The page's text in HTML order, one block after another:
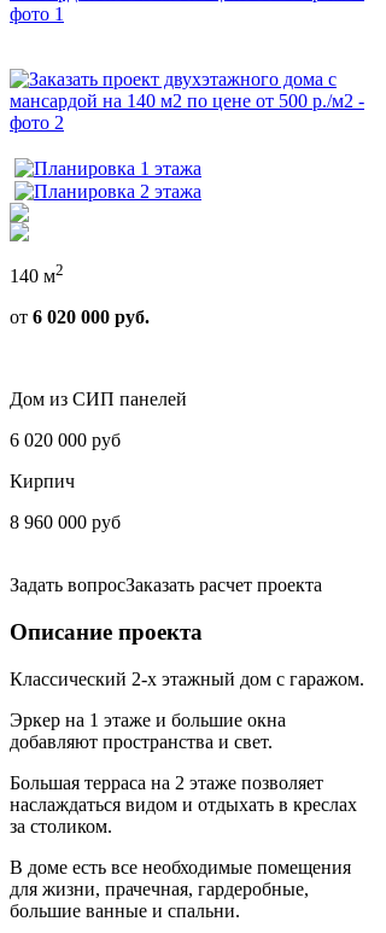
140 м2
от 6 020 000 руб.
Дом из СИП панелей
6 020 000 руб
Кирпич
8 960 000 руб
Задать вопросЗаказать расчет проекта
Описание проекта
Классический 2-х этажный дом с гаражом.
Эркер на 1 этаже и большие окна
добавляют пространства и свет.
Большая терраса на 2 этаже позволяет
наслаждаться видом и отдыхать в креслах
за столиком.
В доме есть все необходимые помещения
для жизни, прачечная, гардеробные,
большие ванные и спальни.